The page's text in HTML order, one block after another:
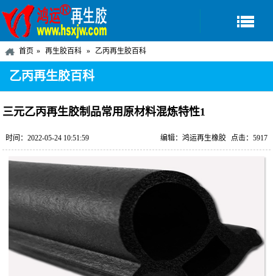
首页 再生胶百科 乙丙再生胶百科
乙丙再生胶百科
三元乙丙再生胶制品常用原材料混炼特性1
时间：2022-05-24 10:51:59 点击：5917
编辑：鸿运再生橡胶